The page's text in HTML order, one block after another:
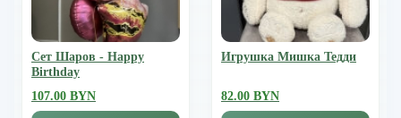
Сет Шаров - Happy
Birthday
107.00 BYN
Игрушка Мишка Тедди
82.00 BYN